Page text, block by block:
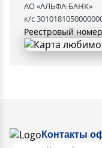
АО «АЛЬФА-БАНК»
к/с
Реестровый
Контакты